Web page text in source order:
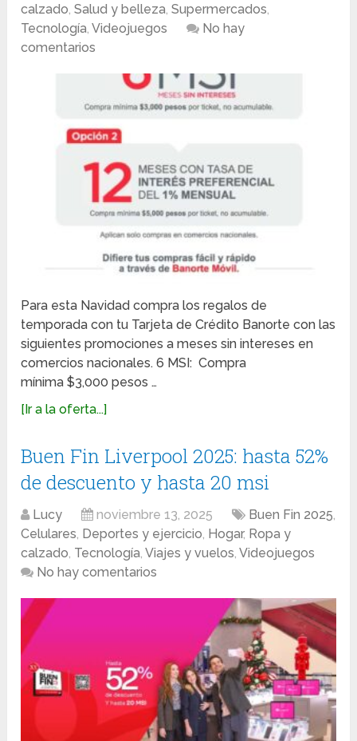
calzado,Salud y belleza,Supermercados,
Tecnología,Videojuegos
No hay
comentarios
Para esta Navidad compra los regalos de
temporada con tu Tarjeta de Crédito Banorte con las
siguientes promociones a meses sin intereses en
comercios nacionales. 6 MSI: Compra
mínima $3,000 pesos …
[Ir a la oferta...]
Buen Fin Liverpool 2025: hasta 52%
de descuento y hasta 20 msi
Lucy noviembre 13, 2025 Buen Fin 2025,
Celulares, Deportes y ejercicio, Hogar, Ropa y
calzado, Tecnología,Viajes y vuelos,Videojuegos
No hay comentarios